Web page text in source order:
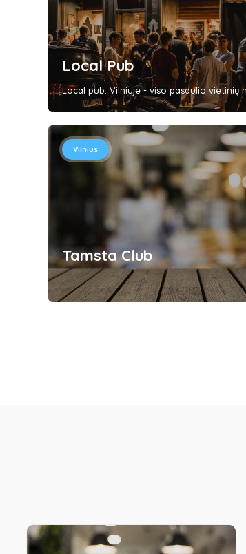
Local Pub
Local pub. Vilniuje - viso pasaulio vietinių
Vilnius
Tamsta Club